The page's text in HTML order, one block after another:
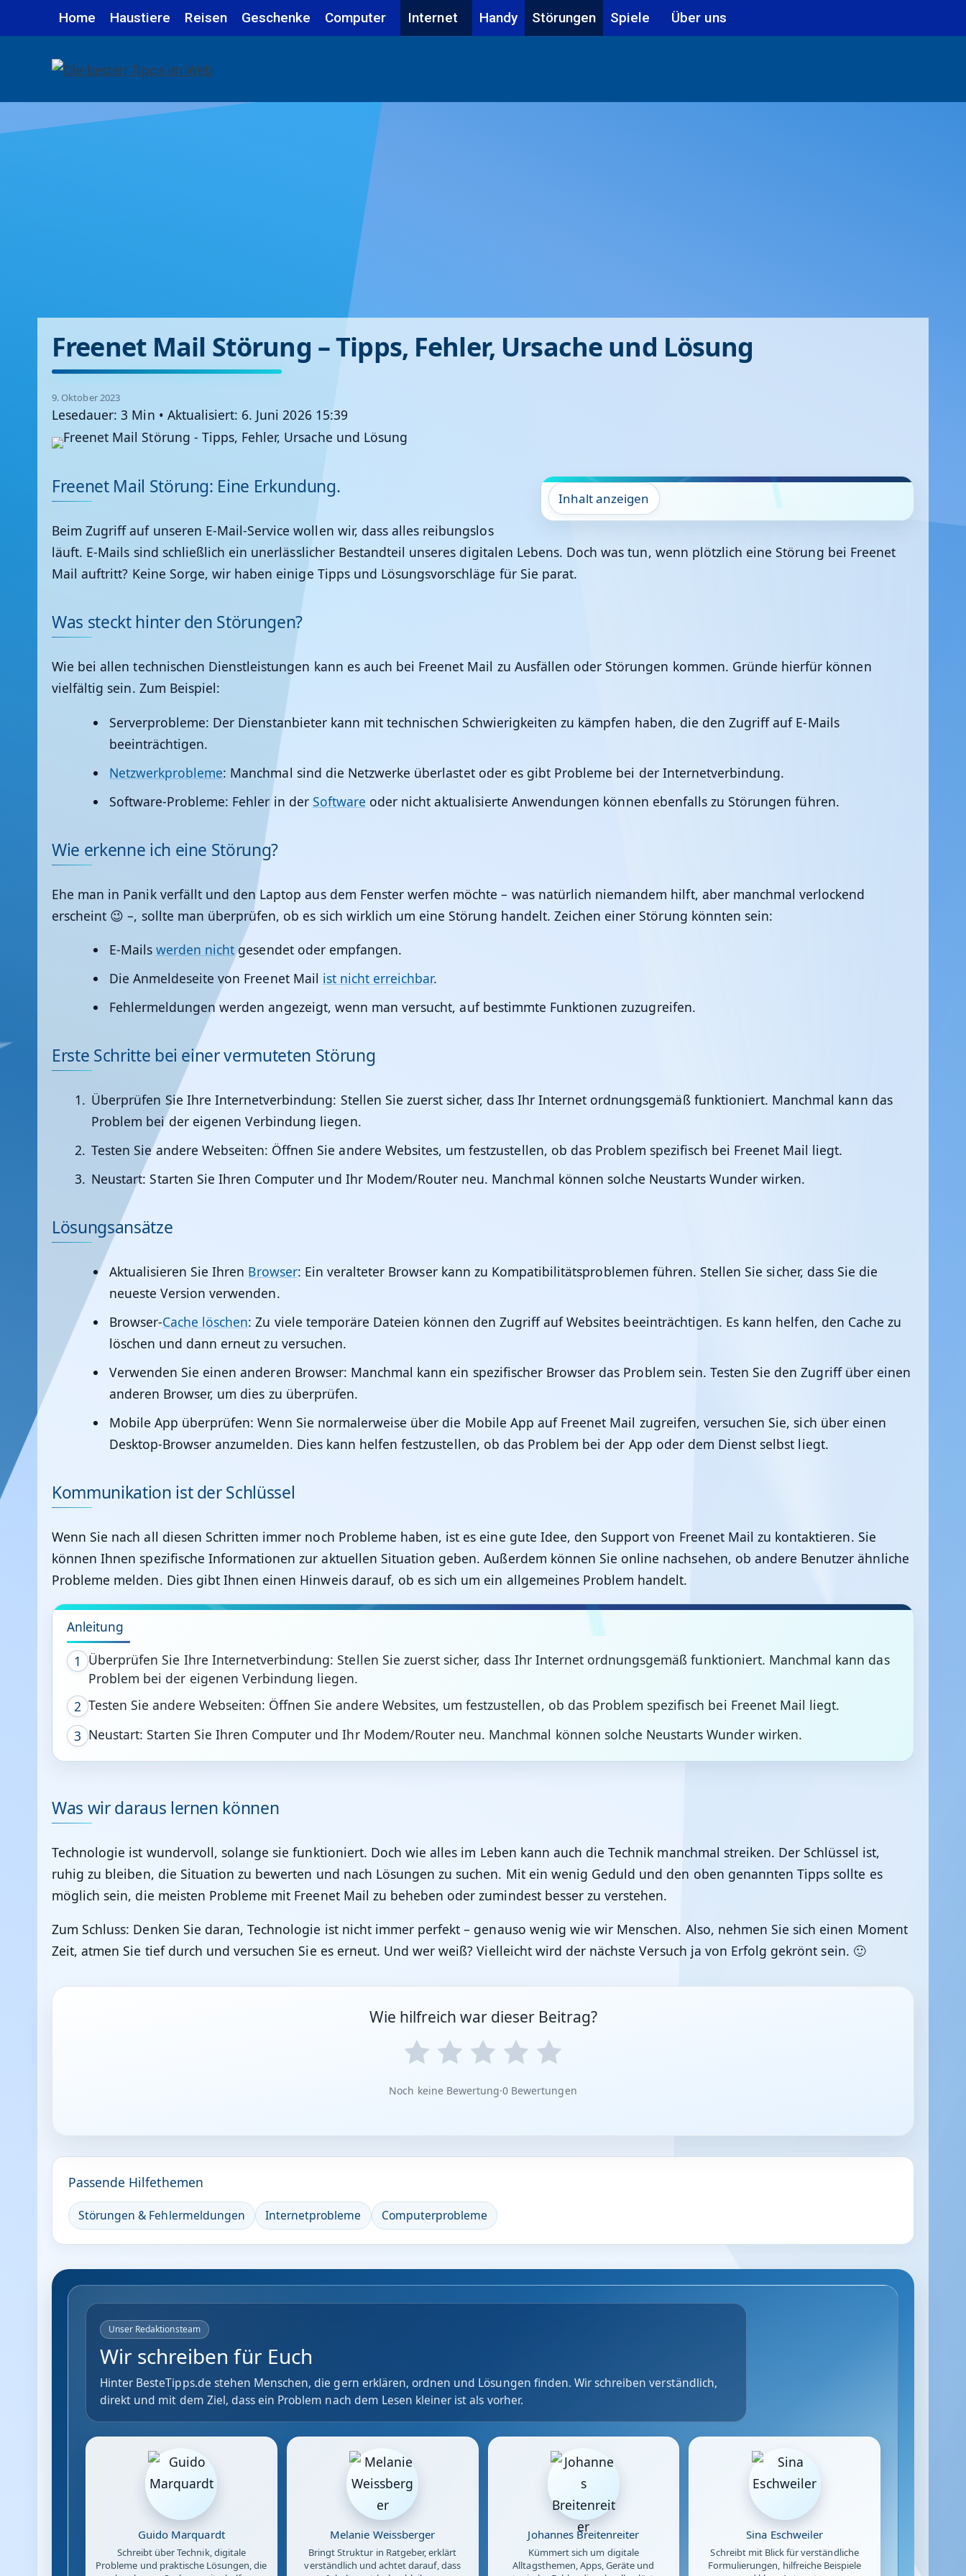
Inhalt
Home Haustiere Reisen Geschenke Computer Internet Handy Störungen Spiele Über uns
Freenet Mail Störung – Tipps, Fehler, Ursache und Lösung
9. Oktober 2023
Lesedauer: 3 Min • Aktualisiert: 6. Juni 2026 15:39
Inhalt anzeigen
Freenet Mail Störung: Eine Erkundung.
Beim Zugriff auf unseren E-Mail-Service wollen wir, dass alles reibungslos
läuft. E-Mails sind schließlich ein unerlässlicher Bestandteil unseres digitalen Lebens. Doch was tun, wenn plötzlich eine Störung bei Freenet
Mail auftritt? Keine Sorge, wir haben einige Tipps und Lösungsvorschläge für Sie parat.
Was steckt hinter den Störungen?
Wie bei allen technischen Dienstleistungen kann es auch bei Freenet Mail zu Ausfällen oder Störungen kommen. Gründe hierfür können
vielfältig sein. Zum Beispiel:
Serverprobleme: Der Dienstanbieter kann mit technischen Schwierigkeiten zu kämpfen haben, die den Zugriff auf E-Mails
beeinträchtigen.
Netzwerkprobleme: Manchmal sind die Netzwerke überlastet oder es gibt Probleme bei der Internetverbindung.
Software-Probleme: Fehler in der Software oder nicht aktualisierte Anwendungen können ebenfalls zu Störungen führen.
Wie erkenne ich eine Störung?
Ehe man in Panik verfällt und den Laptop aus dem Fenster werfen möchte – was natürlich niemandem hilft, aber manchmal verlockend
erscheint 😉 –, sollte man überprüfen, ob es sich wirklich um eine Störung handelt. Zeichen einer Störung könnten sein:
E-Mails werden nichtgesendet oder empfangen.
Die Anmeldeseite von Freenet Mail ist nicht erreichbar.
Fehlermeldungen werden angezeigt, wenn man versucht, auf bestimmte Funktionen zuzugreifen.
Erste Schritte bei einer vermuteten Störung
Überprüfen Sie Ihre Internetverbindung: Stellen Sie zuerst sicher, dass Ihr Internet ordnungsgemäß funktioniert. Manchmal kann das
Problem bei der eigenen Verbindung liegen.
Testen Sie andere Webseiten: Öffnen Sie andere Websites, um festzustellen, ob das Problem spezifisch bei Freenet Mail liegt.
Neustart: Starten Sie Ihren Computer und Ihr Modem/Router neu. Manchmal können solche Neustarts Wunder wirken.
Lösungsansätze
Aktualisieren Sie Ihren Browser: Ein veralteter Browser kann zu Kompatibilitätsproblemen führen. Stellen Sie sicher, dass Sie die
neueste Version verwenden.
Browser-Cache löschen: Zu viele temporäre Dateien können den Zugriff auf Websites beeinträchtigen. Es kann helfen, den Cache zu
löschen und dann erneut zu versuchen.
Verwenden Sie einen anderen Browser: Manchmal kann ein spezifischer Browser das Problem sein. Testen Sie den Zugriff über einen
anderen Browser, um dies zu überprüfen.
Mobile App überprüfen: Wenn Sie normalerweise über die Mobile App auf Freenet Mail zugreifen, versuchen Sie, sich über einen
Desktop-Browser anzumelden. Dies kann helfen festzustellen, ob das Problem bei der App oder dem Dienst selbst liegt.
Kommunikation ist der Schlüssel
Wenn Sie nach all diesen Schritten immer noch Probleme haben, ist es eine gute Idee, den Support von Freenet Mail zu kontaktieren. Sie
können Ihnen spezifische Informationen zur aktuellen Situation geben. Außerdem können Sie online nachsehen, ob andere Benutzer ähnliche
Probleme melden. Dies gibt Ihnen einen Hinweis darauf, ob es sich um ein allgemeines Problem handelt.
Anleitung
1 Überprüfen Sie Ihre Internetverbindung: Stellen Sie zuerst sicher, dass Ihr Internet ordnungsgemäß funktioniert. Manchmal kann das
Problem bei der eigenen Verbindung liegen.
2 Testen Sie andere Webseiten: Öffnen Sie andere Websites, um festzustellen, ob das Problem spezifisch bei Freenet Mail liegt.
3 Neustart: Starten Sie Ihren Computer und Ihr Modem/Router neu. Manchmal können solche Neustarts Wunder wirken.
Was wir daraus lernen können
Technologie ist wundervoll, solange sie funktioniert. Doch wie alles im Leben kann auch die Technik manchmal streiken. Der Schlüssel ist,
ruhig zu bleiben, die Situation zu bewerten und nach Lösungen zu suchen. Mit ein wenig Geduld und den oben genannten Tipps sollte es
möglich sein, die meisten Probleme mit Freenet Mail zu beheben oder zumindest besser zu verstehen.
Zum Schluss: Denken Sie daran, Technologie ist nicht immer perfekt – genauso wenig wie wir Menschen. Also, nehmen Sie sich einen Moment
Zeit, atmen Sie tief durch und versuchen Sie es erneut. Und wer weiß? Vielleicht wird der nächste Versuch ja von Erfolg gekrönt sein. 🙂
Wie hilfreich war dieser Beitrag?
Noch keine Bewertung·0 Bewertungen
Passende Hilfethemen
Störungen & Fehlermeldungen Internetprobleme Computerprobleme
Unser Redaktionsteam
Wir schreiben für Euch
Hinter BesteTipps.de stehen Menschen, die gern erklären, ordnen und Lösungen finden. Wir schreiben verständlich,
direkt und mit dem Ziel, dass ein Problem nach dem Lesen kleiner ist als vorher.
Guido Marquardt
Schreibt über Technik, digitale
Probleme und praktische Lösungen, die
Melanie Weissberger
Bringt Struktur in Ratgeber, erklärt
verständlich und achtet darauf, dass
Johannes Breitenreiter
Kümmert sich um digitale
Alltagsthemen, Apps, Geräte und
Sina Eschweiler
Schreibt mit Blick für verständliche
Formulierungen, hilfreiche Beispiele